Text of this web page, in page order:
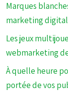
Marques
marketing digital
Les jeux
webmarketing
À quelle heure
portée de vos